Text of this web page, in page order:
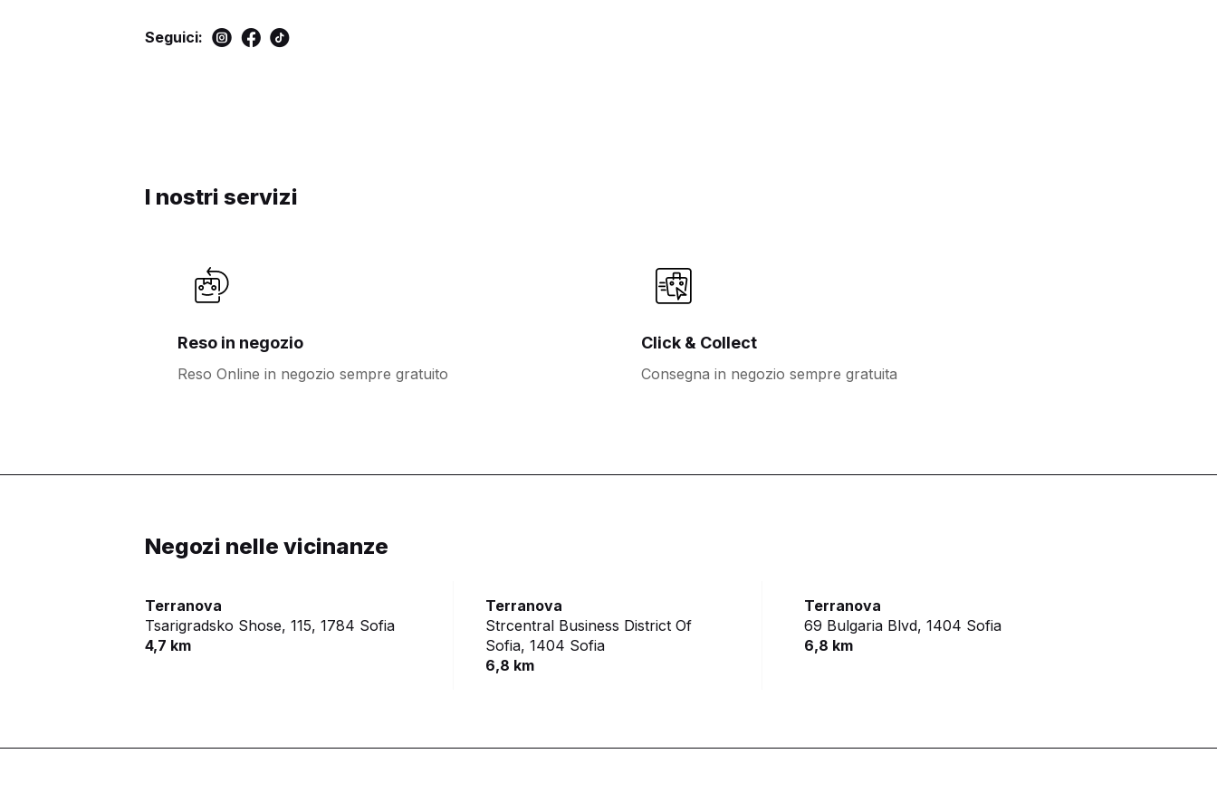
Seguici:
I nostri servizi
Reso in negozio
Reso Online in negozio sempre gratuito
Click & Collect
Consegna in negozio sempre gratuita
Negozi nelle vicinanze
Terranova
Tsarigradsko Shose, 115, 1784 Sofia
4,7 km
Terranova
Strcentral Business District Of
Sofia, 1404 Sofia
6,8 km
Terranova
69 Bulgaria Blvd, 1404 Sofia
6,8 km